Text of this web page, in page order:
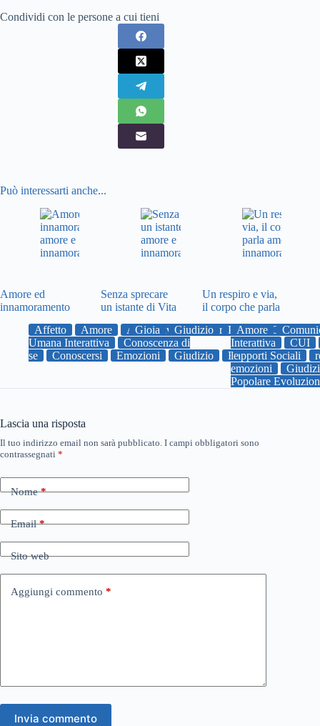
Condividi con le persone a cui tieni
Può interessarti anche...
Amore ed
innamoramento
Affetto
Amore Aspettative Comprensione
Umana Interattiva
Conoscenza di
se
Conoscersi Emozioni Giudizio Rapporti Sociali
Senza sprecare
un istante di Vita
Gioia
Giudizio Paura
Un respiro e via,
il corpo che parla
Amore
Interattiva
CUI
le
emozioni
Popolare
Lascia una risposta
Il tuo indirizzo email non sarà pubblicato. I campi obbligatori sono
contrassegnati *
Nome*
Email*
Sito web
Aggiungi commento *
Invia commento